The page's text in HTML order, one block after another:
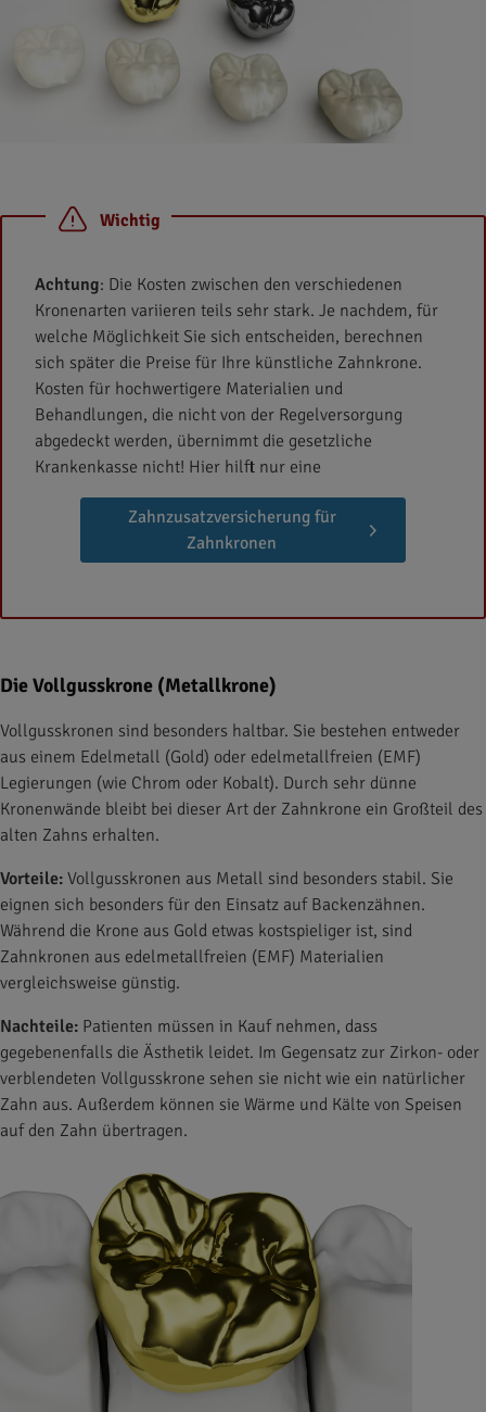
Wichtig
Achtung: Die Kosten zwischen den verschiedenen
Kronenarten variieren teils sehr stark. Je nachdem, für
welche Möglichkeit Sie sich entscheiden, berechnen
sich später die Preise für Ihre künstliche Zahnkrone.
Kosten für hochwertigere Materialien und
Behandlungen, die nicht von der Regelversorgung
abgedeckt werden, übernimmt die gesetzliche
Krankenkasse nicht! Hier hilft nur eine
Zahnzusatzversicherung für
Zahnkronen
Die Vollgusskrone (Metallkrone)
Vollgusskronen sind besonders haltbar. Sie bestehen entweder
aus einem Edelmetall (Gold) oder edelmetallfreien (EMF)
Legierungen (wie Chrom oder Kobalt). Durch sehr dünne
Kronenwände bleibt bei dieser Art der Zahnkrone ein Großteil des
alten Zahns erhalten.
Vorteile: Vollgusskronen aus Metall sind besonders stabil. Sie
eignen sich besonders für den Einsatz auf Backenzähnen.
Während die Krone aus Gold etwas kostspieliger ist, sind
Zahnkronen aus edelmetallfreien (EMF) Materialien
vergleichsweise günstig.
Nachteile: Patienten müssen in Kauf nehmen, dass
gegebenenfalls die Ästhetik leidet. Im Gegensatz zur Zirkon- oder
verblendeten Vollgusskrone sehen sie nicht wie ein natürlicher
Zahn aus. Außerdem können sie Wärme und Kälte von Speisen
auf den Zahn übertragen.